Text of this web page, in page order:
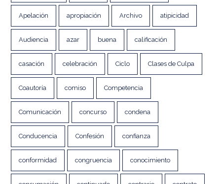
Apelación apropiación Archivo atipicidad
Audiencia azar buena calificación
casación celebración Ciclo Clases de Culpa
Coautoría comiso Competencia
Comunicación concurso condena
Conducencia Confesión confianza
conformidad congruencia conocimiento